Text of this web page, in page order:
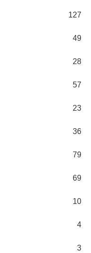
127
49
28
57
23
36
79
69
10
4
3